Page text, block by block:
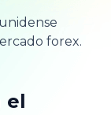
forex.
el